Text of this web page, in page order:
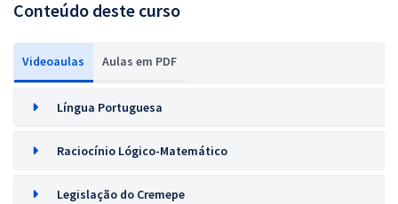
Conteúdo deste curso
Videoaulas Aulas em PDF
Língua Portuguesa
Raciocínio Lógico-Matemático
Legislação do Cremepe